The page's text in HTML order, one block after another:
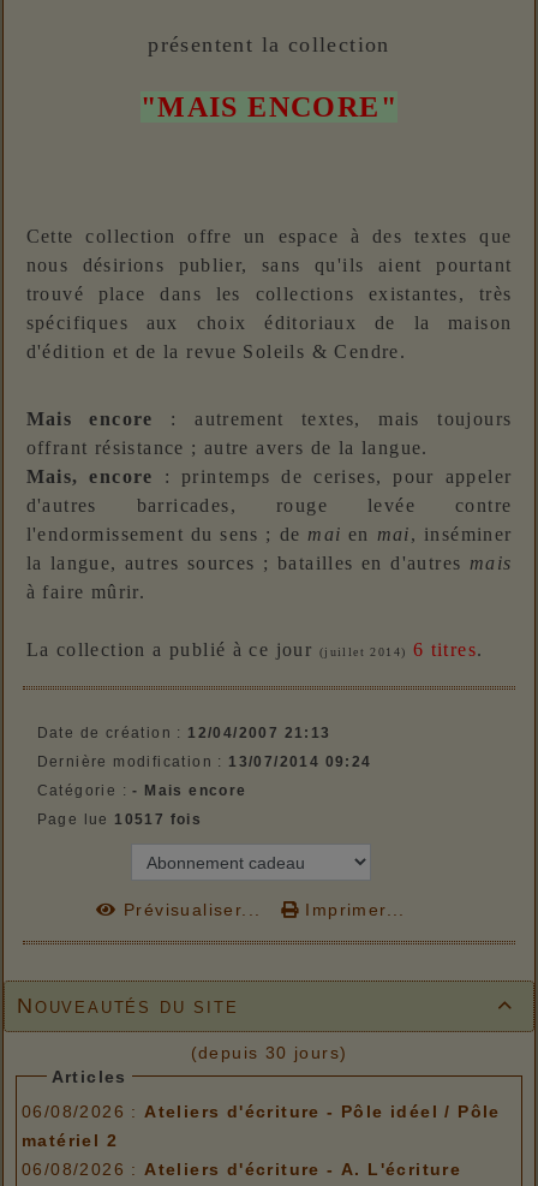

Nouveautés du site
(depuis 30 jours)
Articles
06/08/2026 : Ateliers d'écriture - Pôle idéel / Pôle
matériel 2
06/08/2026 : Ateliers d'écriture - A. L'écriture
présentent la collection
"MAIS ENCORE"
Cette collection offre un espace à des textes que
nous désirions publier, sans qu'ils aient pourtant
trouvé place dans les collections existantes, très
spécifiques aux choix éditoriaux de la maison
d'édition et de la revue Soleils & Cendre.
Mais encore
: autrement textes, mais toujours
offrant résistance ; autre avers de la langue.
Mais, encore
: printemps de cerises, pour appeler
d'autres barricades, rouge levée contre
l'endormissement du sens ; de mai en mai, inséminer
la langue, autres sources ; batailles en d'autres mais
à faire mûrir.
La collection a publié à ce jour (juillet 2014) 6 titres.
Date de création : 12/04/2007 21:13
Dernière modification : 13/07/2014 09:24
Catégorie :- Mais encore
Page lue 10517 fois
Prévisualiser... Imprimer...